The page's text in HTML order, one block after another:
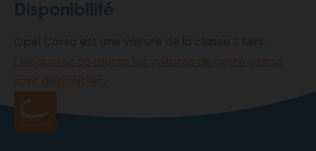
Disponibilité
Découvrez où toutes les voitures de cette classe
sont disponibles